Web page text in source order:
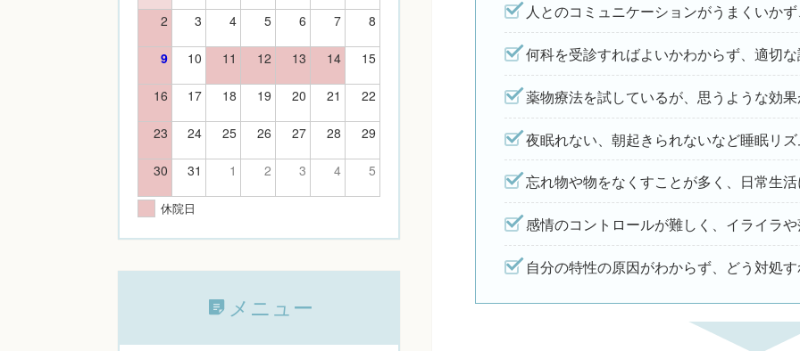
人とのコミュニケーションがうまくいか
何科を受診すればよいかわからず、適切
薬物療法を試しているが、思うような効
夜眠れない、朝起きられないなど睡眠リ
忘れ物や物をなくすことが多く、日常生
感情のコントロールが難しく、イライラ
自分の特性の原因がわからず、どう対処
2 3 4 5 6 7 8
9 10 11 12 13 14 15
16 17 18 19 20 21 22
23 24 25 26 27 28 29
30 31 1 2 3 4 5
休院日
メニュー